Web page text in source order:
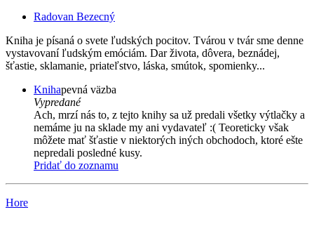
Radovan Bezecný
Kniha je písaná o svete ľudských pocitov. Tvárou v tvár sme denne
vystavovaní ľudským emóciám. Dar života, dôvera, beznádej,
šťastie, sklamanie, priateľstvo, láska, smútok, spomienky...
Knihapevná väzba
Vypredané
Ach, mrzí nás to, z tejto knihy sa už predali všetky výtlačky a
nemáme ju na sklade my ani vydavateľ :( Teoreticky však
môžete mať šťastie v niektorých iných obchodoch, ktoré ešte
nepredali posledné kusy.
Pridať do zoznamu
Hore